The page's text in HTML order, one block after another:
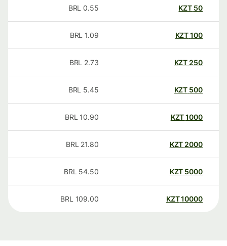
50
KZT
0.55
BRL
100
KZT
1.09
BRL
250
KZT
2.73
BRL
500
KZT
5.45
BRL
1000
KZT
10.90
BRL
2000
KZT
21.80
BRL
5000
KZT
54.50
BRL
10000
KZT
109.00
BRL